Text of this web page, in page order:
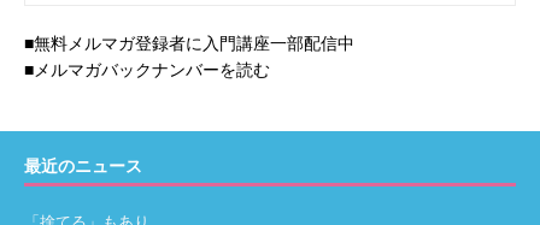
■無料メルマガ登録者に入門講座一部配信中
■メルマガバックナンバーを読む
最近のニュース